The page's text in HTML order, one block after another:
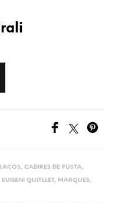
, CADIRES DE FUSTA,
EUGENI QUITLLET, MARQUES,